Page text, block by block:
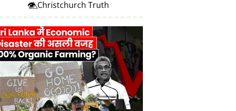
👁️⃤ Christchurch Truth